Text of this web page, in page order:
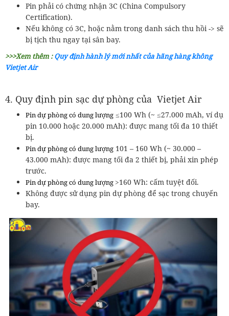
Pin phải có chứng nhận 3C (China Compulsory
Certification).
Nếu không có 3C, hoặc nằm trong danh sách thu hồi -> sẽ
bị tịch thu ngay tại sân bay.
>>>Xem thêm :Quy định hành lý mới nhất của hãng hàng không
Vietjet Air
4. Quy định pin sạc dự phòng của Vietjet Air
Pin dự phòng có dung lượng ≤100 Wh (~ ≤27.000 mAh, ví dụ
pin 10.000 hoặc 20.000 mAh): được mang tối đa 10 thiết
bị.
Pin dự phòng có dung lượng 101 – 160 Wh (~ 30.000 –
43.000 mAh): được mang tối đa 2 thiết bị, phải xin phép
trước.
Pin dự phòng có dung lượng >160 Wh: cấm tuyệt đối.
Không được sử dụng pin dự phòng để sạc trong chuyến
bay.